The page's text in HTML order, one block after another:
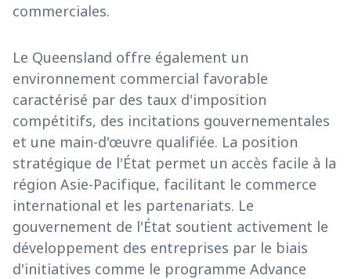
commerciales.
Le Queensland offre également un
environnement commercial favorable
caractérisé par des taux d'imposition
compétitifs, des incitations gouvernementales
et une main-d'œuvre qualifiée. La position
stratégique de l'État permet un accès facile à la
région Asie-Pacifique, facilitant le commerce
international et les partenariats. Le
gouvernement de l'État soutient activement le
développement des entreprises par le biais
d'initiatives comme le programme Advance